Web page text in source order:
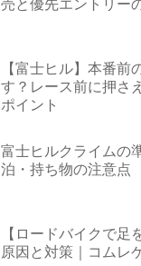
売と優先エントリー
【富士ヒル】本番前
す？レース前に押さ
ポイント
富士ヒルクライムの
泊・持ち物の注意点
【ロードバイクで足
原因と対策｜コムレ